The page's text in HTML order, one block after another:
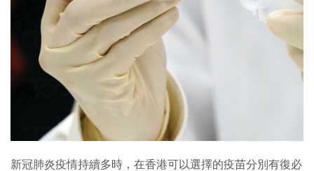
新冠肺炎疫情持續多時，在香港可以選擇的疫苗分別有復必